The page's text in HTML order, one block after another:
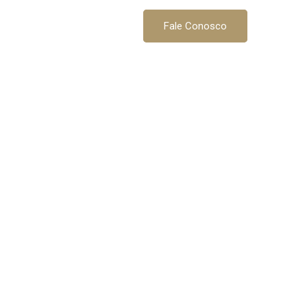
Fale Conosco